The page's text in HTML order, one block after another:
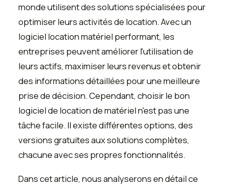
monde utilisent des solutions spécialisées pour
optimiser leurs activités de location. Avec un
logiciel location matériel performant, les
entreprises peuvent améliorer l'utilisation de
leurs actifs, maximiser leurs revenus et obtenir
des informations détaillées pour une meilleure
prise de décision. Cependant, choisir le bon
logiciel de location de matériel n'est pas une
tâche facile. Il existe différentes options, des
versions gratuites aux solutions complètes,
chacune avec ses propres fonctionnalités.
Dans cet article, nous analyserons en détail ce